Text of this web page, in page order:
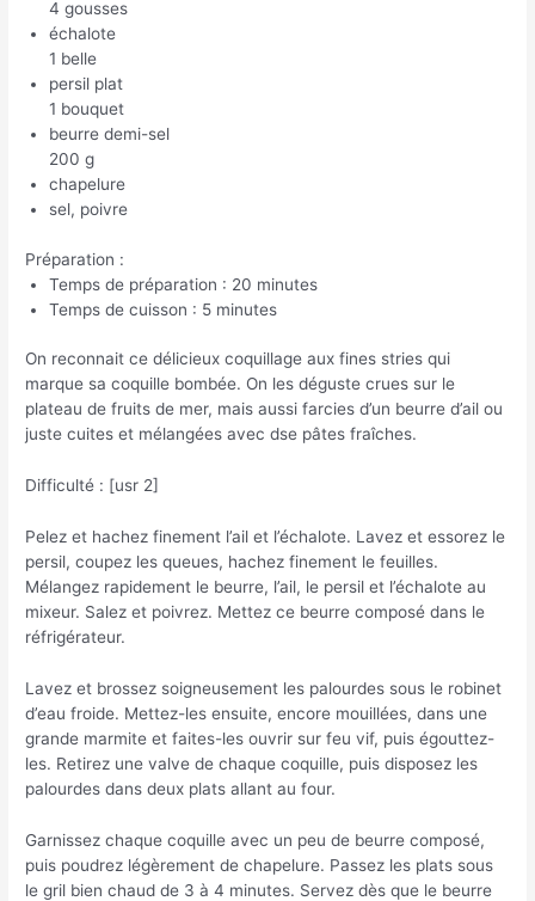
4 gousses
échalote
1 belle
persil plat
1 bouquet
beurre demi-sel
200 g
chapelure
sel, poivre
Préparation :
Temps de préparation : 20 minutes
Temps de cuisson : 5 minutes
On reconnait ce délicieux coquillage aux fines stries qui
marque sa coquille bombée. On les déguste crues sur le
plateau de fruits de mer, mais aussi farcies d’un beurre d’ail ou
juste cuites et mélangées avec dse pâtes fraîches.
Difficulté : [usr 2]
Pelez et hachez finement l’ail et l’échalote. Lavez et essorez le
persil, coupez les queues, hachez finement le feuilles.
Mélangez rapidement le beurre, l’ail, le persil et l’échalote au
mixeur. Salez et poivrez. Mettez ce beurre composé dans le
réfrigérateur.
Lavez et brossez soigneusement les palourdes sous le robinet
d’eau froide. Mettez-les ensuite, encore mouillées, dans une
grande marmite et faites-les ouvrir sur feu vif, puis égouttez-
les. Retirez une valve de chaque coquille, puis disposez les
palourdes dans deux plats allant au four.
Garnissez chaque coquille avec un peu de beurre composé,
puis poudrez légèrement de chapelure. Passez les plats sous
le gril bien chaud de 3 à 4 minutes. Servez dès que le beurre